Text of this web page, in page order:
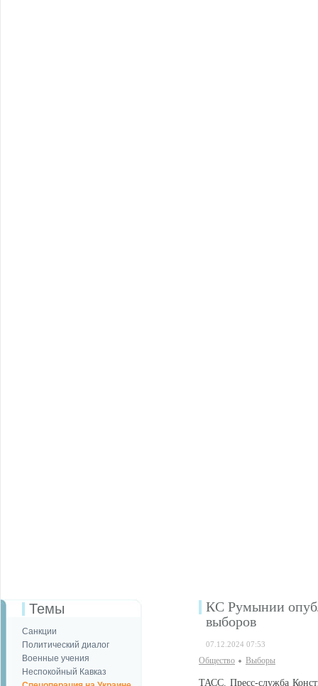
Темы
Санкции
Политический диалог
Военные учения
Неспокойный Кавказ
КС Румынии
выборов
07.12.2024 07:53
Общество Выборы
ТАСС. Пресс-служба